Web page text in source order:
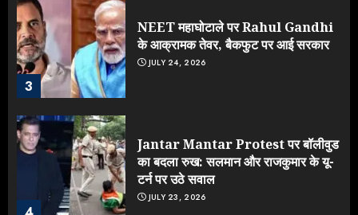
3
NEET महाघोटाले पर Rahul Gandhi
के आक्रामक तेवर, बैकफुट पर आई सरकार
JULY 24, 2026
Jantar Mantar Protest पर बॉलीवुड
का बदला रुख: सलमान और राजकुमार के यू-
टर्न पर उठे सवाल
JULY 23, 2026